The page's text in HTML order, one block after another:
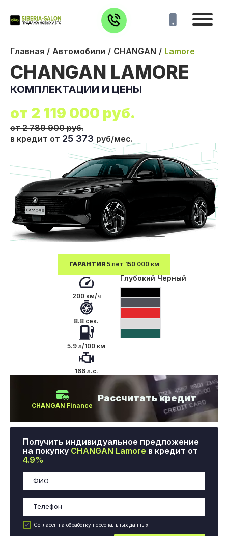
Главная Автомобили CHANGAN Lamore
200 км/ч
8.8 сек.
5.9 л/100 км
166 л.с.
Глубокий Черный
ГАРАНТИЯ 5 лет 150 000 км
CHANGAN LAMORE
КОМПЛЕКТАЦИИ И ЦЕНЫ
от 2 119 000 руб.
от 2 789 900 руб.
в кредит от 25 373 руб/мес.
CHANGAN Finance
Рассчитать кредит
Получить индивидуальное предложение
на покупку CHANGAN Lamore в кредит от
4.9%
Согласен на обработку персональных данных